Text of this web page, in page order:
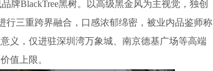
BlackTree黑树。以高级黑金风为主视觉，独创
行三重跨界融合，口感浓郁绵密，被业内品鉴师称
义，仅进驻深圳湾万象城、南京德基广场等高端
值上限。